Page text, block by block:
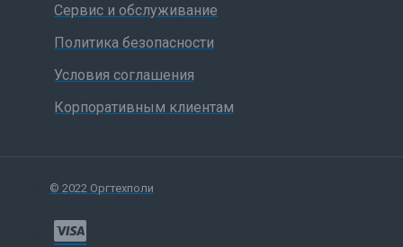
Сервис и обслуживание
Политика безопасности
Условия соглашения
Корпоративным клиентам
© 2022 Оргтехполи